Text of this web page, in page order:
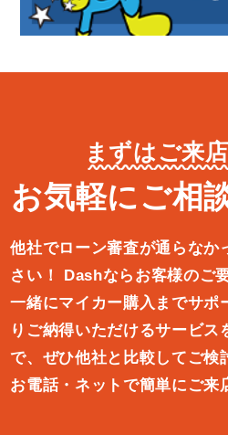
まずはご来
お気軽にご相
他社でローン審査が通らなか
さい！
Dashならお客様のご
一緒にマイカー購入ま でサポ
りご納得いただけるサービス
で、ぜひ他社と比較してご検
お電話・ネットで簡単にご来